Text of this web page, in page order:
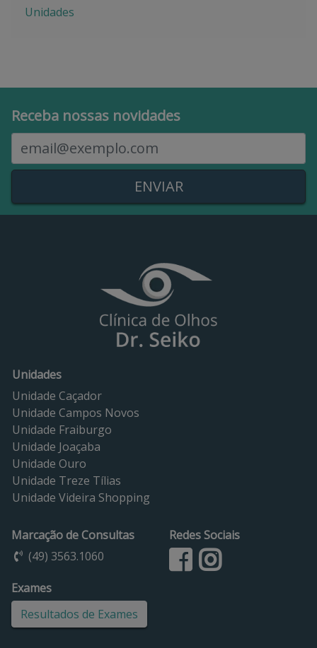
Unidades
Receba nossas novidades
Unidades
Unidade Caçador
Unidade Campos Novos
Unidade Fraiburgo
Unidade Joaçaba
Unidade Ouro
Unidade Treze Tílias
Unidade Videira Shopping
Marcação de Consultas
(49) 3563.1060
Exames
Resultados de Exames
Redes Sociais